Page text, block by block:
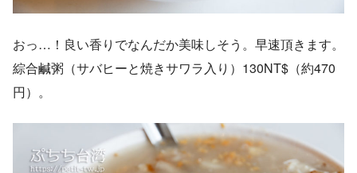
おっ…！良い香りでなんだか美味しそう。早速頂きます。
綜合鹹粥（サバヒーと焼きサワラ入り）130NT$（約470
円）。